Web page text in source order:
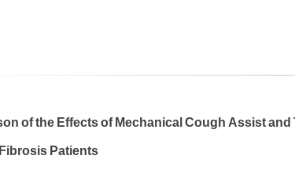
of the Effects of Mechanical Cough Assist
Patients